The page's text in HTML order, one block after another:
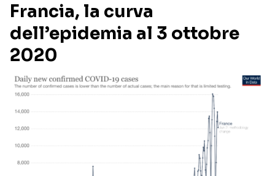
Francia, la curva
dell’epidemia al 3 ottobre
2020